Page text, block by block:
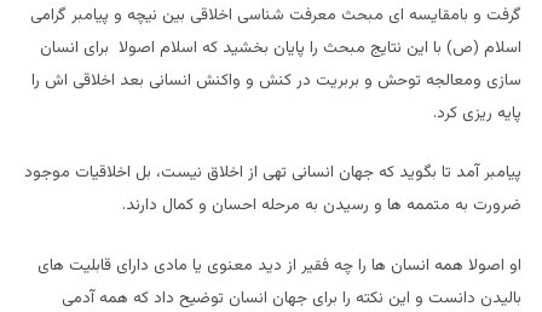
گرفت و بامقایسه ای مبحث معرفت شناسی اخلاقی بین نیچه و پیامبر گرامی
اسلام (ص) با این نتایج مبحث را پایان بخشید که اسلام اصولا برای انسان
سازی ومعالجه توحش و بربریت در کنش و واکنش انسانی بعد اخلاقی اش را
پایه ریزی کرد.
پیامبر آمد تا بگوید که جهان انسانی تهی از اخلاق نیست، بل اخلاقیات موجود
ضرورت به متممه ها و رسیدن به مرحله احسان و کمال دارند.
او اصولا همه انسان ها را چه فقیر از دید معنوی یا مادی دارای قابلیت های
بالیدن دانست و این نکته را برای جهان انسان توضیح داد که همه آدمی